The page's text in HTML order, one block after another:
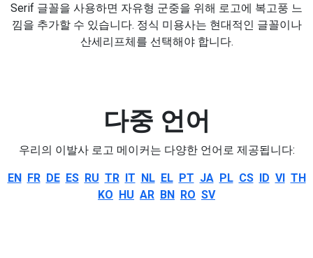
Serif 글꼴을 사용하면 자유형 군중을 위해 로고에 복고풍 느
낌을 추가할 수 있습니다. 정식 미용사는 현대적인 글꼴이나
산세리프체를 선택해야 합니다.
다중 언어
우리의 이발사 로고 메이커는 다양한 언어로 제공됩니다:
EN FR DE ES RU TR IT NL EL PT JA PL CS ID VI TH
KO HU AR BN RO SV